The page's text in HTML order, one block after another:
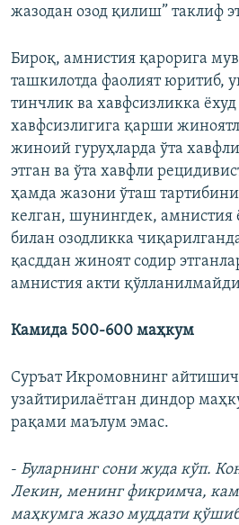
жазодан озод қилиш” таклиф
Бироқ, амнистия қарорига
ташкилотда фаолият юритиб,
тинчлик ва хавфсизликка
хавфсизлигига қарши
жиноий гуруҳларда ўта
этган ва ўта хавфли
ҳамда жазони ўташ
келган, шунингдек,
билан озодликка
қасддан жиноят содир
амнистия акти
Камида 500-600 маҳкум
Суръат Икромовнинг
узайтирилаётган диндор
рақами маълум эмас.
- Буларнинг сони жуда кўп.
Лекин, менинг фикримча,
маҳкумга жазо муддати